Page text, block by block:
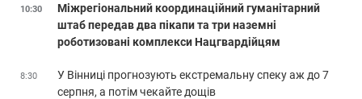
10:30
Міжрегіональний координаційний гуманітарний
штаб передав два пікапи та три наземні
роботизовані комплекси Нацгвардійцям
8:30
У Вінниці прогнозують екстремальну спеку аж до 7
серпня, а потім чекайте дощів